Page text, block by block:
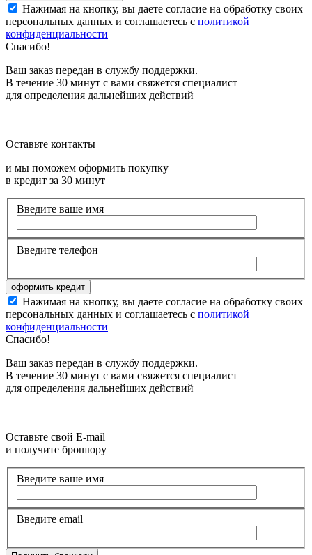
Нажимая на кнопку, вы даете согласие на обработку своих
персональных данных и соглашаетесь с политикой
конфиденциальности
Спасибо!
Ваш заказ передан в службу поддержки.
В течение 30 минут с вами свяжется специалист
для определения дальнейших действий
Оставьте контакты
и мы поможем оформить покупку
в кредит за 30 минут
Введите ваше имя
Введите телефон
Нажимая на кнопку, вы даете согласие на обработку своих
персональных данных и соглашаетесь с политикой
конфиденциальности
Спасибо!
Ваш заказ передан в службу поддержки.
В течение 30 минут с вами свяжется специалист
для определения дальнейших действий
Оставьте свой E-mail
и получите брошюру
Введите ваше имя
Введите email